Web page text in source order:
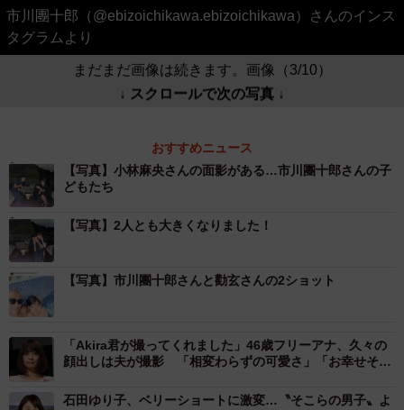
市川團十郎（@ebizoichikawa.ebizoichikawa）さんのインス
タグラムより
まだまだ画像は続きます。画像（3/10）
↓ スクロールで次の写真 ↓
おすすめニュース
【写真】小林麻央さんの面影がある…市川團十郎さんの子
どもたち
【写真】2人とも大きくなりました！
【写真】市川團十郎さんと勸玄さんの2ショット
「Akira君が撮ってくれました」46歳フリーアナ、久々の
顔出しは夫が撮影 「相変わらずの可愛さ」「お幸せそ
石田ゆり子、ベリーショートに激変…〝そこらの男子〟よ